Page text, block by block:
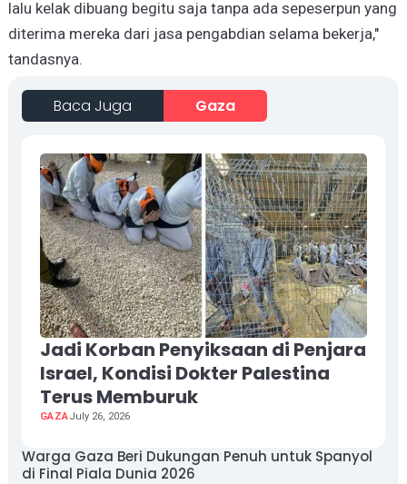
lalu kelak dibuang begitu saja tanpa ada sepeserpun yang
diterima mereka dari jasa pengabdian selama bekerja,"
tandasnya.
Baca Juga Gaza
Jadi Korban Penyiksaan di Penjara
Israel, Kondisi Dokter Palestina
Terus Memburuk
GAZAJuly 26, 2026
Warga Gaza Beri Dukungan Penuh untuk Spanyol
di Final Piala Dunia 2026